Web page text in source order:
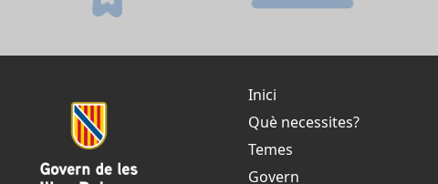
Inici
Què necessites?
Temes
Govern